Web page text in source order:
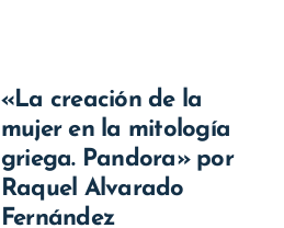
«La creación de la
mujer en la mitología
griega. Pandora» por
Raquel Alvarado
Fernández